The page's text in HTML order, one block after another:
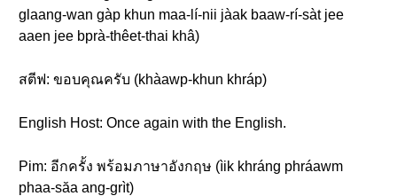
glaang-wan gàp khun maa-lí-nii jàak baaw-rí-sàt jee
aaen jee bprà-thêet-thai khâ)
สตีฟ: ขอบคุณครับ (khàawp-khun khráp)
English Host: Once again with the English.
Pim: อีกครั้ง พร้อมภาษาอังกฤษ (ìik khráng phráawm
phaa-săa ang-grìt)